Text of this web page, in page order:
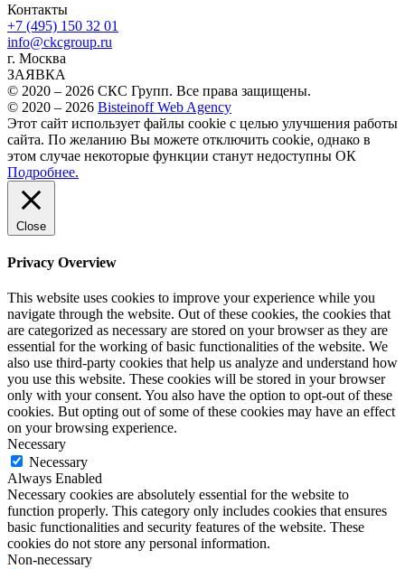
Контакты
+7 (495) 150 32 01
info@ckcgroup.ru
г. Москва
ЗАЯВКА
© 2020 – 2026 СКС Групп. Все права защищены.
© 2020 – 2026 Bisteinoff Web Agency
Этот сайт использует файлы cookie с целью улучшения работы
сайта. По желанию Вы можете отключить cookie, однако в
этом случае некоторые функции станут недоступны ОК
Подробнее.
Close
Privacy Overview
This website uses cookies to improve your experience while you
navigate through the website. Out of these cookies, the cookies that
are categorized as necessary are stored on your browser as they are
essential for the working of basic functionalities of the website. We
also use third-party cookies that help us analyze and understand how
you use this website. These cookies will be stored in your browser
only with your consent. You also have the option to opt-out of these
cookies. But opting out of some of these cookies may have an effect
on your browsing experience.
Necessary
Necessary
Always Enabled
Necessary cookies are absolutely essential for the website to
function properly. This category only includes cookies that ensures
basic functionalities and security features of the website. These
cookies do not store any personal information.
Non-necessary